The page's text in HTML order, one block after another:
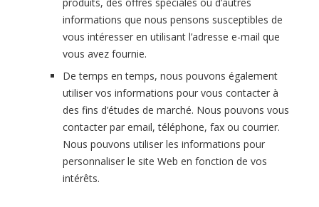
informations que nous pensons susceptibles de
vous intéresser en utilisant l’adresse e-mail que
vous avez fournie.
De temps en temps, nous pouvons également
utiliser vos informations pour vous contacter à
des fins d’études de marché. Nous pouvons vous
contacter par email, téléphone, fax ou courrier.
Nous pouvons utiliser les informations pour
personnaliser le site Web en fonction de vos
intérêts.